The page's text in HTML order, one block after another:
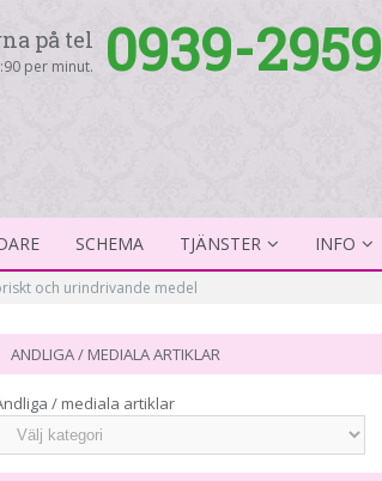
på tel
per minut. 0939-2959
SCHEMA TJÄNSTER INFO
och urindrivande medel
ANDLIGA / MEDIALA ARTIKLAR
/ mediala artiklar